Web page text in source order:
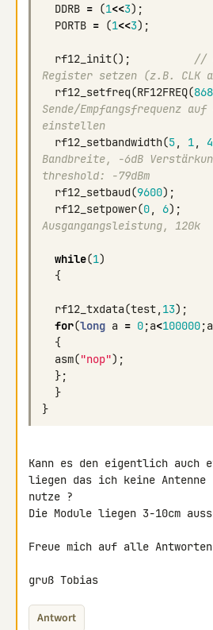
DDRB = (1<<3);
PORTB = (1<<3);
rf12_init();
//
Register setzen (z.B. CLK
rf12_setfreq(RF12FREQ(868
Sende/Empfangsfrequenz auf
einstellen
rf12_setbandwidth(5, 1, 4
Bandbreite, -6dB
threshold: -79dBm
rf12_setbaud(9600);
rf12_setpower(0, 6);
Ausgangangsleistung, 120k
while(1)
{
rf12_txdata(test, 13);
for(long a = 0;a<100000;a
{
asm("nop");
};
}
}
Kann es den eigentlich auch
liegen das ich keine Antenne
nutze ?
Die Module liegen 3-10cm
Freue mich auf alle Antworten
gruß Tobias
Antwort